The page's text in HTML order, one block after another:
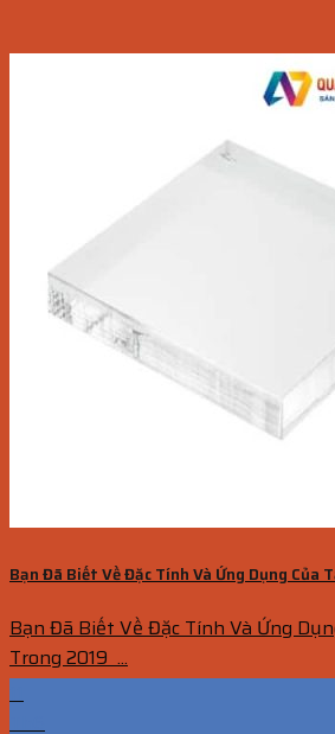
Bạn Đã Biết Về Đặc Tính Và Ứng Dụng Của
Bạn Đã Biết Về Đặc Tính Và Ứng
Trong 2019 ...